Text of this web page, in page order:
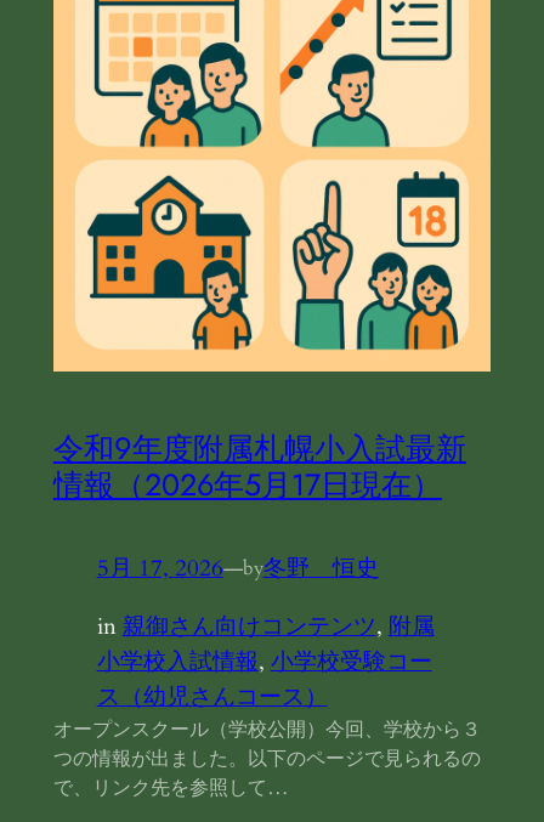
令和９年度附属札幌小入試最新
情報（2026年5月17日現在）
5月 17, 2026—by冬野 恒史
in親御さん向けコンテンツ, 附属
小学校入試情報, 小学校受験コー
ス（幼児さんコース）
オープンスクール（学校公開）今回、学校から３
つの情報が出ました。以下のページで見られるの
で、リンク先を参照して…